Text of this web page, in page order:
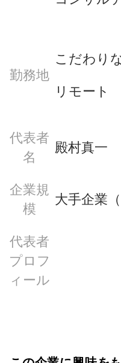
勤務地
こだわり
リモート
代表者
名
殿村真一
企業規
模
大手企業（
代表者
プロフ
ィール